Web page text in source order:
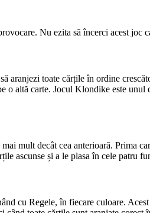
Nu ezita să încerci acest joc
aranjezi toate cărțile în ordine
o altă carte. Jocul Klondike este
mult decât cea anterioară. Prima
ascunse și a le plasa în cele patru
cu Regele, în fiecare culoare.